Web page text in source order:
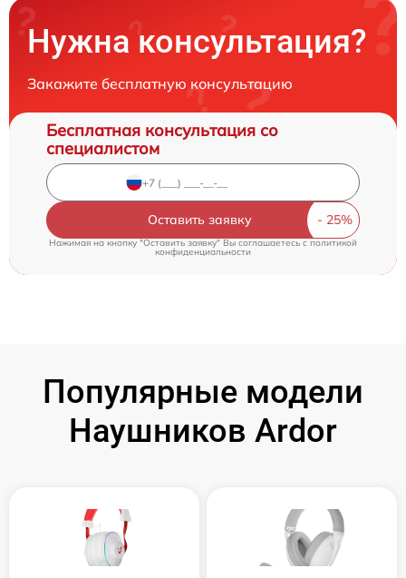
Нужна консультация?
Закажите бесплатную консультацию
Бесплатная консультация со
специалистом
Оставить заявку
Нажимая на кнопку "Оставить заявку" Вы соглашаетесь cполитикой
конфиденциальности
Популярные модели
Наушников Ardor